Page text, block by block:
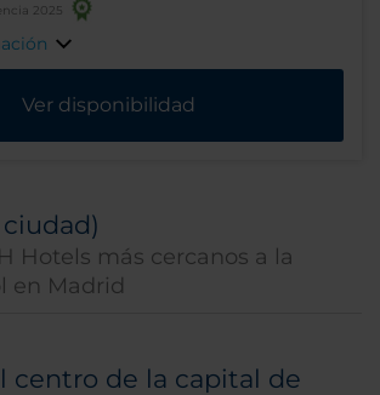
2025
Ver disponibilidad
Hotels más cercanos a la
en Madrid
centro de la capital de